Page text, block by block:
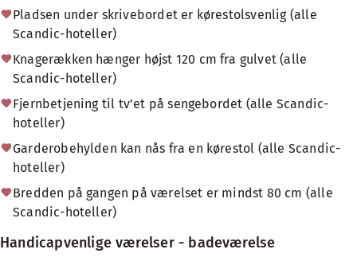
Pladsen under skrivebordet er kørestolsvenlig (alle
Scandic-hoteller)
Knagerækken hænger højst 120 cm fra gulvet (alle
Scandic-hoteller)
Fjernbetjening til tv'et på sengebordet (alle Scandic-
hoteller)
Garderobehylden kan nås fra en kørestol (alle Scandic-
hoteller)
Bredden på gangen på værelset er mindst 80 cm (alle
Scandic-hoteller)
Handicapvenlige værelser - badeværelse